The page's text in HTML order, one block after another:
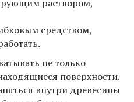
раствором,
средством,
не только
поверхности.
внутри древесины